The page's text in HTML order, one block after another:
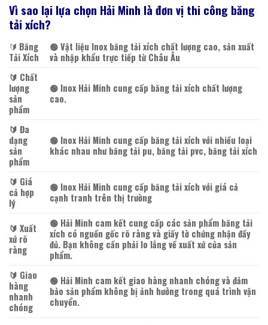
Vì sao lại lựa chọn Hải Minh là đơn vị thi công băng
tải xích?
🔰️ Băng
Tải Xích
🟢 Vật liệu Inox băng tải xích chất lượng cao, sản xuất
và nhập khẩu trực tiếp từ Châu Âu
🔰️ Chất
lượng
sản
phẩm
🟢 Inox Hải Minh cung cấp băng tải xích chất lượng
cao.
🔰️ Đa
dạng
sản
phẩm
🟢 Inox Hải Minh cung cấp băng tải xích với nhiều loại
khác nhau như băng tải pu, băng tải pvc, băng tải xích
🔰️ Giá
cả hợp
lý
🟢 Inox Hải Minh cung cấp băng tải xích với giá cả
cạnh tranh trên thị trường
🔰️ Xuất
xứ rõ
ràng
🟢 Hải Minh cam kết cung cấp các sản phẩm băng tải
xích có nguồn gốc rõ ràng và giấy tờ chứng nhận đầy
đủ. Bạn không cần phải lo lắng về xuất xứ của sản
phẩm.
🔰️ Giao
hàng
nhanh
chóng
🟢 Hải Minh cam kết giao hàng nhanh chóng và đảm
bảo sản phẩm không bị ảnh hưởng trong quá trình vận
chuyển.